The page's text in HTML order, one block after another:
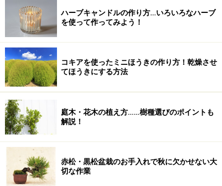
芝生がダメになってしまいます。というわけで、緊急に
対策が必要となりました。
ペットボトル風車を作る
ホームセンターなどにはモグラ避けの商品も販売されて
いますが、ここはチープにペットボトルをリサイクルし
てモグラ避け風車を作って様子を見ることにしましょ
う。
す。今回は 「
した。
ハーブキャンドルの作り方…いろいろなハーブ
を使って作ってみよう！
コキアを使ったミニほうきの作り方！乾燥させ
てほうきにする方法
庭木・花木の植え方……樹種選びのポイントも
解説！
赤松・黒松盆栽のお手入れで秋に欠かせない大
切な作業